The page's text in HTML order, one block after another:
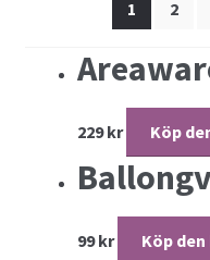
Smycken
Upplevelser
Varukorg
1 2
229kr Köp
99kr Köp